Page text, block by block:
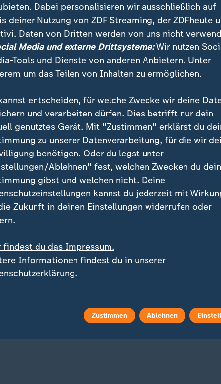
| heute
Prävention für
1:32
Nachrichten | heute
Andauernde Angriffe
Russlands auf die
Video 1:38
greift die Ukraine an
Liveblog
Liveblog
Dabei personalisieren wir ausschließlich auf
deiner Nutzung von ZDF Streaming, der ZDFheute
Daten von Dritten werden von uns nicht
Media und externe Drittsysteme:Wir nutzen
Tools und Dienste von anderen Anbietern. Unter
um das Teilen von Inhalten zu ermöglichen.
entscheiden, für welche Zwecke wir deine
und verarbeiten dürfen. Dies betrifft nur dein
genutztes Gerät. Mit "Zustimmen" erklärst du
zu unserer Datenverarbeitung, für die wir
benötigen. Oder du legst unter
Ablehnen" fest, welchen Zwecken du
gibst und welchen nicht. Deine
kannst du jederzeit mit
Zukunft in deinen Einstellungen widerrufen oder
findest du das Impressum.
Informationen findest du in unserer
Zustimmen Ablehnen